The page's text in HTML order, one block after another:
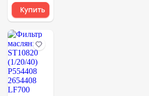
P550939
P550318
377-6969
391-1315
LF3758
Купить